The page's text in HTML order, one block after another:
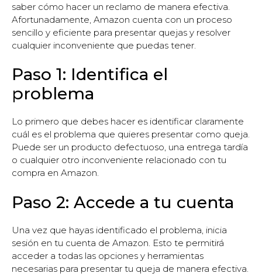
saber cómo hacer un reclamo de manera efectiva.
Afortunadamente, Amazon cuenta con un proceso
sencillo y eficiente para presentar quejas y resolver
cualquier inconveniente que puedas tener.
Paso 1: Identifica el
problema
Lo primero que debes hacer es identificar claramente
cuál es el problema que quieres presentar como queja.
Puede ser un producto defectuoso, una entrega tardía
o cualquier otro inconveniente relacionado con tu
compra en Amazon.
Paso 2: Accede a tu cuenta
Una vez que hayas identificado el problema, inicia
sesión en tu cuenta de Amazon. Esto te permitirá
acceder a todas las opciones y herramientas
necesarias para presentar tu queja de manera efectiva.